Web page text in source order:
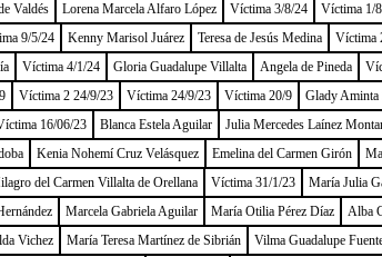
Valdés Lorena Marcela Alfaro López Víctima 3/8/24 Víctima 1/
9/5/24 Kenny Marisol Juárez Teresa de Jesús Medina Víctima
Víctima 4/1/24 Gloria Guadalupe Villalta Angela de Pineda
Víctima 2 24/9/23 Víctima 24/9/23 Víctima 20/9 Glady Aminta
16/06/23 Blanca Estela Aguilar Julia Mercedes Laínez
Kenia Nohemí Cruz Velásquez Emelina del Carmen Girón
del Carmen Villalta de Orellana Víctima 31/1/23 María Julia
Marcela Gabriela Aguilar María Otilia Pérez Díaz Alba
Vichez María Teresa Martínez de Sibrián Vilma Guadalupe